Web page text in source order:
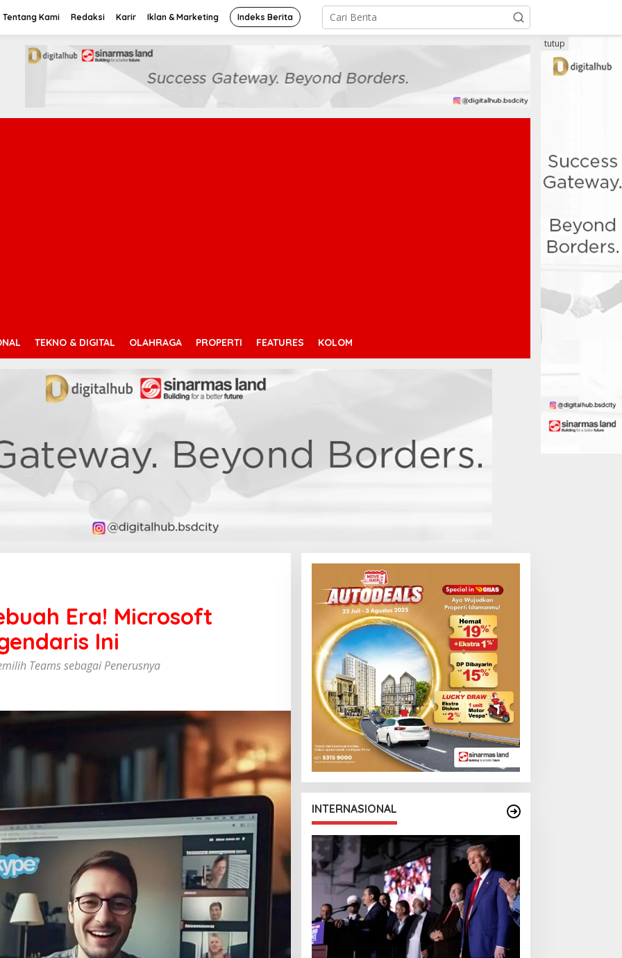
Tentang Kami Redaksi Karir Iklan & Marketing Indeks Berita
TEKNO & DIGITAL OLAHRAGA PROPERTI FEATURES KOLOM
tutup
Era! Microsoft
Ini
Teams sebagai Penerusnya
INTERNASIONAL